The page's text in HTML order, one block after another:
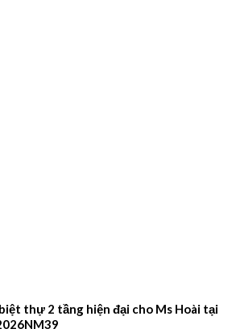
thự 2 tầng hiện đại cho Ms Hoài tại